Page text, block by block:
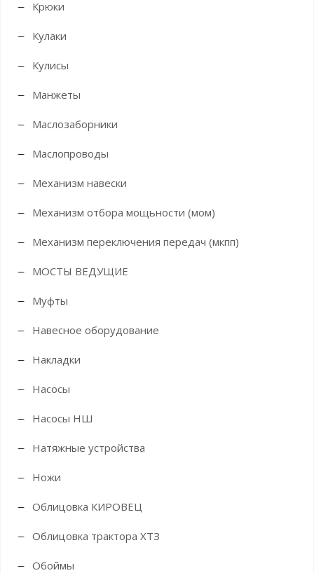
Крюки
Кулаки
Кулисы
Манжеты
Маслозаборники
Маслопроводы
Механизм навески
Механизм отбора мощьности (мом)
Механизм переключения передач (мкпп)
МОСТЫ ВЕДУЩИЕ
Муфты
Навесное оборудование
Накладки
Насосы
Насосы НШ
Натяжные устройства
Ножи
Облицовка КИРОВЕЦ
Облицовка трактора ХТЗ
Обоймы